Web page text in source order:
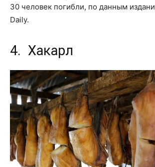
30 человек погибли, по данным
Daily.
4. Хакарл